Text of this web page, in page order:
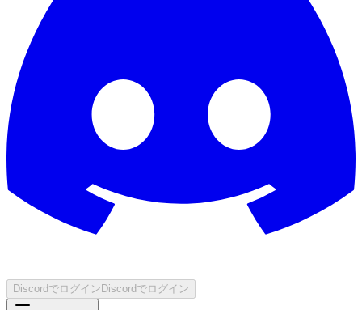
Discordでログイン Discordでログイン